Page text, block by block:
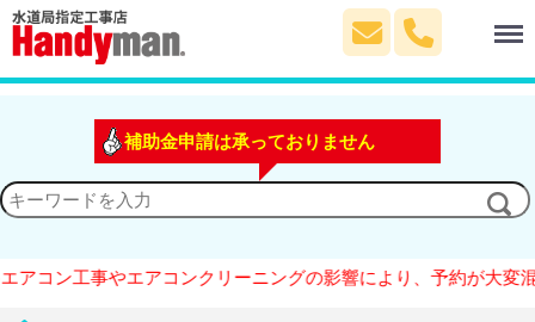
補助金申請は承っておりません
事やエアコンクリーニングの影響により、予約が大変混雑して